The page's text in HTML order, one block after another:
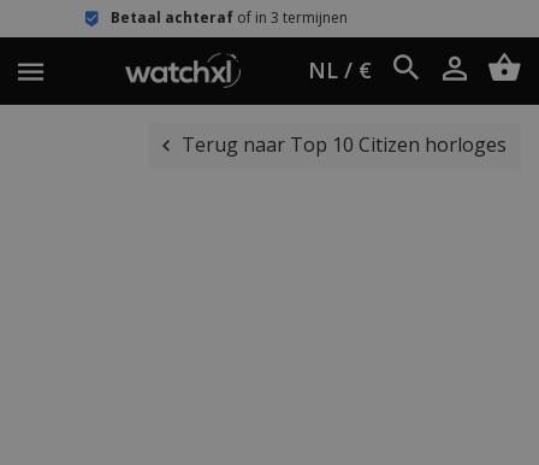
achterafof in 3 termijnen
NL / €
Terug naar Top 10 Citizen horloges